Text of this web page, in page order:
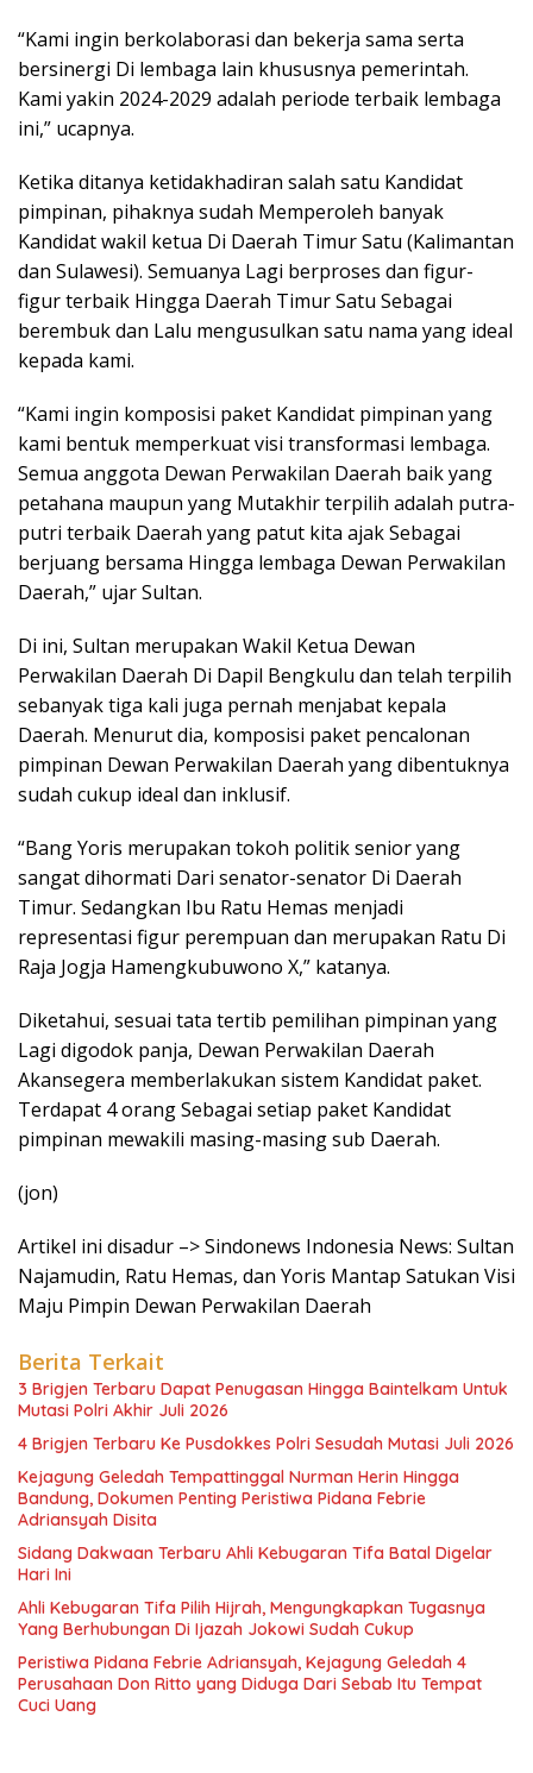
“Kami ingin berkolaborasi dan bekerja sama serta
bersinergi Di lembaga lain khususnya pemerintah.
Kami yakin 2024-2029 adalah periode terbaik lembaga
ini,” ucapnya.
Ketika ditanya ketidakhadiran salah satu Kandidat
pimpinan, pihaknya sudah Memperoleh banyak
Kandidat wakil ketua Di Daerah Timur Satu (Kalimantan
dan Sulawesi). Semuanya Lagi berproses dan figur-
figur terbaik Hingga Daerah Timur Satu Sebagai
berembuk dan Lalu mengusulkan satu nama yang ideal
kepada kami.
“Kami ingin komposisi paket Kandidat pimpinan yang
kami bentuk memperkuat visi transformasi lembaga.
Semua anggota Dewan Perwakilan Daerah baik yang
petahana maupun yang Mutakhir terpilih adalah putra-
putri terbaik Daerah yang patut kita ajak Sebagai
berjuang bersama Hingga lembaga Dewan Perwakilan
Daerah,” ujar Sultan.
Di ini, Sultan merupakan Wakil Ketua Dewan
Perwakilan Daerah Di Dapil Bengkulu dan telah terpilih
sebanyak tiga kali juga pernah menjabat kepala
Daerah. Menurut dia, komposisi paket pencalonan
pimpinan Dewan Perwakilan Daerah yang dibentuknya
sudah cukup ideal dan inklusif.
“Bang Yoris merupakan tokoh politik senior yang
sangat dihormati Dari senator-senator Di Daerah
Timur. Sedangkan Ibu Ratu Hemas menjadi
representasi figur perempuan dan merupakan Ratu Di
Raja Jogja Hamengkubuwono X,” katanya.
Diketahui, sesuai tata tertib pemilihan pimpinan yang
Lagi digodok panja, Dewan Perwakilan Daerah
Akansegera memberlakukan sistem Kandidat paket.
Terdapat 4 orang Sebagai setiap paket Kandidat
pimpinan mewakili masing-masing sub Daerah.
(jon)
Artikel ini disadur –> Sindonews Indonesia News: Sultan
Najamudin, Ratu Hemas, dan Yoris Mantap Satukan Visi
Maju Pimpin Dewan Perwakilan Daerah
Berita Terkait
3 Brigjen Terbaru Dapat Penugasan Hingga Baintelkam Untuk
Mutasi Polri Akhir Juli 2026
4 Brigjen Terbaru Ke Pusdokkes Polri Sesudah Mutasi Juli 2026
Kejagung Geledah Tempattinggal Nurman Herin Hingga
Bandung, Dokumen Penting Peristiwa Pidana Febrie
Adriansyah Disita
Sidang Dakwaan Terbaru Ahli Kebugaran Tifa Batal Digelar
Hari Ini
Ahli Kebugaran Tifa Pilih Hijrah, Mengungkapkan Tugasnya
Yang Berhubungan Di Ijazah Jokowi Sudah Cukup
Peristiwa Pidana Febrie Adriansyah, Kejagung Geledah 4
Perusahaan Don Ritto yang Diduga Dari Sebab Itu Tempat
Cuci Uang